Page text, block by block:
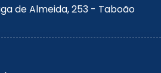
de Almeida, 253 - Taboão